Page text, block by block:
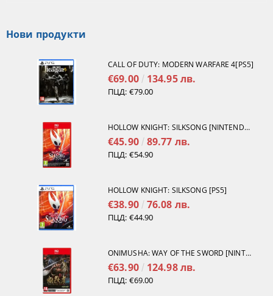
Нови продукти
CALL OF DUTY: MODERN WARFARE 4[PS5]
€69.00 134.95 лв.
ПЦД: €79.00
HOLLOW KNIGHT: SILKSONG [NINTENDO SWITCH 2]
€45.90 89.77 лв.
ПЦД: €54.90
HOLLOW KNIGHT: SILKSONG [PS5]
€38.90 76.08 лв.
ПЦД: €44.90
ONIMUSHA: WAY OF THE SWORD [NINTENDO SWITCH 2]
€63.90 124.98 лв.
ПЦД: €69.00